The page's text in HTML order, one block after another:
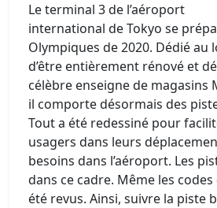
Le terminal 3 de l’aéroport
international de Tokyo se
Olympiques de 2020. Dédié au
d’être entièrement rénové et
célèbre enseigne de magasins
il comporte désormais des
Tout a été redessiné pour
usagers dans leurs
besoins dans l’aéroport. Les
dans ce cadre. Même les
été revus. Ainsi, suivre la piste